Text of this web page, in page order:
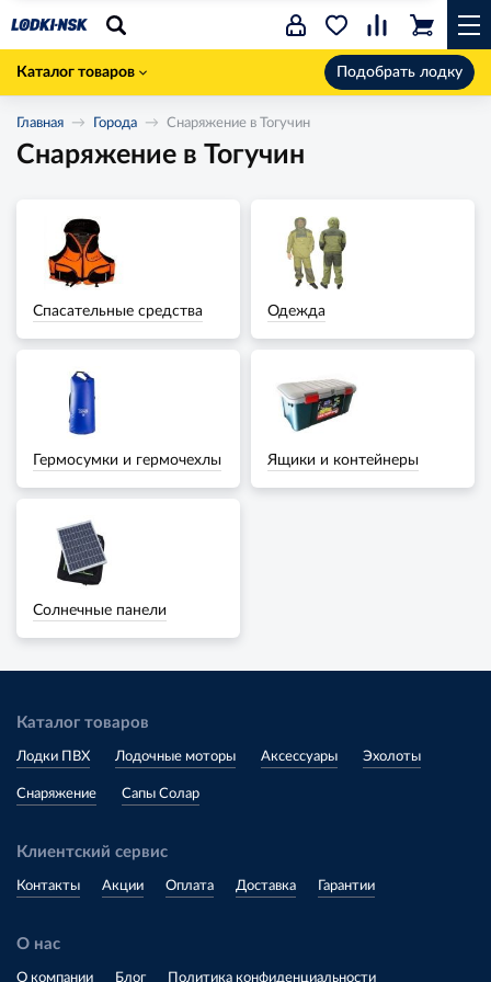
Каталог товаров Подобрать лодку
Главная Города Снаряжение в Тогучин
Снаряжение в Тогучин
Спасательные средства Одежда
Гермосумки и гермочехлы Ящики и контейнеры
Солнечные панели
Каталог товаров
Лодки ПВХ Лодочные моторы Аксессуары Эхолоты
Снаряжение Сапы Солар
Клиентский сервис
Контакты Акции Оплата Доставка Гарантии
О нас
О компании Блог Политика конфиденциальности